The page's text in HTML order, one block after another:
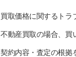
買取価格に関するトラ
不動産買取の場合、買
契約内容・査定の根拠